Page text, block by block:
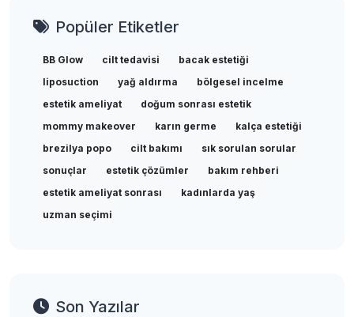
Popüler Etiketler
BB Glow cilt tedavisi
bacak estetiği
liposuction
yağ aldırma
bölgesel incelme
estetik ameliyat
doğum sonrası estetik
mommy makeover
karın germe
kalça estetiği
brezilya popo
cilt bakımı
sık sorulan sorular
sonuçlar
estetik çözümler
bakım rehberi
estetik ameliyat sonrası
kadınlarda yaş
uzman seçimi
Son Yazılar